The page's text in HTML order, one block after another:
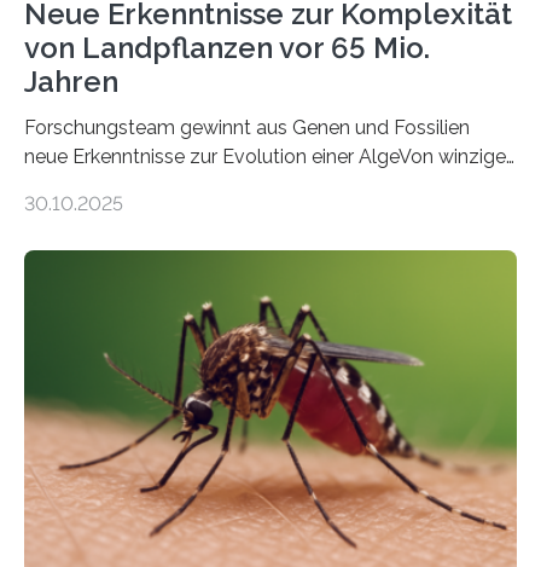
Neue Erkenntnisse zur Komplexität
von Landpflanzen vor 65 Mio.
Jahren
Forschungsteam gewinnt aus Genen und Fossilien
neue Erkenntnisse zur Evolution einer AlgeVon winzigen
Landpflanzen zählen zu den komplexesten
Grünalgen, die vor Hunderten von Millionen Jahren
lebten. Unter den Vorfahren sticht eine Gruppe heraus,
die noch heute in der Natur vorkommt: die
Süßwasseralge Coleochaetophyceae. Einige Arten
dieser Gruppe bilden aus Zellfäden dichte Geflechte
mit scheibenförmiger Gestalt. Was auffällig ist: Die
nächsten…
30.10.2025